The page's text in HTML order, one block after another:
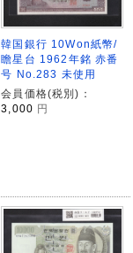
韓国銀行 10Won紙幣/
瞻星台 1962年銘 赤番
号 No.283 未使用
会員価格(税別)：
3,000 円